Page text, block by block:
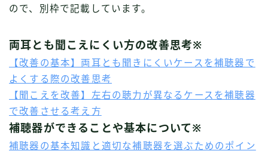
Follow Me
ので、別枠で記載しています。
両耳とも聞こえにくい方の改善思考※
【改善の基本】両耳とも聞きにくいケースを補聴器で
よくする際の改善思考
【聞こえを改善】左右の聴力が異なるケースを補聴器
で改善させる考え方
補聴器ができることや基本について ※
補聴器の基本知識と適切な補聴器を選ぶためのポイン